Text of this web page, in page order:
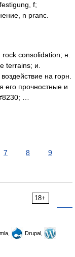
f;
n pranc.
consolidation; н.
terrains; и.
на горн.
его прочностные и
…
7 8
9
18+
Drupal,